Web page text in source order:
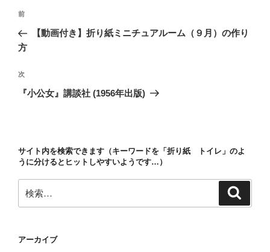
投
ナ
ゲ
ー
前
の
投
前
【動画付き】折り紙ミニチュアルーム（９月）の作り
方
次
の
次
『小公女』講談社 (1956年出版)
サイト内を検索できます（キーワードを「折り紙 トイレ」のよ
うに分けるとヒットしやすいようです…）
索:
アーカイブ